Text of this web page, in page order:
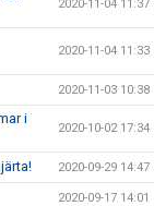
2020-11-04 11:37
2020-11-04 11:33
2020-11-03 10:38
i
2020-10-02 17:34
2020-09-29 14:47
2020-09-17 14:01